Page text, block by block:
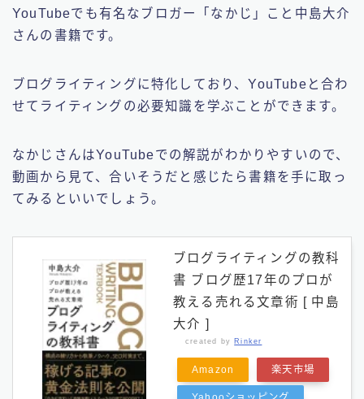
YouTubeでも有名なブロガー「なかじ」こと中島大介
さんの書籍です。
ブログライティングに特化しており、YouTubeと合わ
せてライティングの必要知識を学ぶことができます。
なかじさんはYouTubeでの解説がわかりやすいので、
動画から見て、合いそうだと感じたら書籍を手に取っ
てみるといいでしょう。
ブログライティングの教科
書 ブログ歴17年のプロが
教える売れる文章術 [ 中島
大介 ]
created by Rinker
Amazon 楽天市場